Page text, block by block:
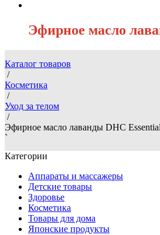
Эфирное масло
Каталог товаров
/
Косметика
/
Уход за телом
/
Эфирное масло лаванды DHC
`
Категории
Аппараты и массажеры
Детские товары
Здоровье
Косметика
Товары для дома
Японские продукты